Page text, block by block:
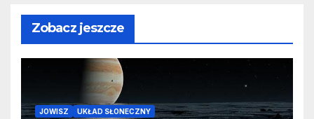
Zobacz jeszcze
JOWISZ UKŁAD SŁONECZNY